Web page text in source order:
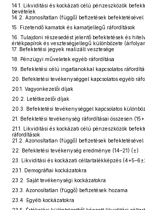
14.1. Likviditási és kockázati célú pénzeszközök
bevételek
14.2. Azonosítatlan (függő) befizetések befektetésével
15. Fizetendő kamatok és kamatjellegű ráfordítások
16. Tulajdoni részesedést jelentő befektetések és
értékpapírok és veszteségjellegű különbözete
17. Befektetési jegyek realizált vesztesége
18. Pénzügyi műveletek egyéb ráfordítása
19. Befektetési célú ingatlanokkal kapcsolatos
20. Befektetési tevékenységgel kapcsolatos egyéb
20.1. Vagyonkezelői díjak
20.2. Letétkezelői díjak
20.3. Befektetési tevékenységgel kapcsolatos
21. Befektetési tevékenység ráfordításai összesen
21.1. Likviditási és kockázati célú pénzeszközök
ráfordítások
21.2. Azonosítatlan (függő) befizetések befektetésével
22. Befektetési tevékenység eredménye (14–21) (±)
23. Likviditási és kockázati céltartalékképzés
23.1. Demográfiai kockázatokra
23.2. Saját tevékenységi kockázatokra
23.3. Azonosítatlan (függő) befizetések hozama
23.4. Egyéb kockázatokra